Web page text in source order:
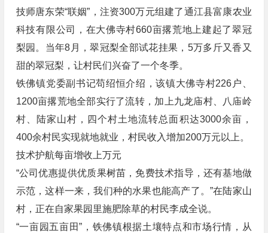
技师唐东荣“联姻”，注资300万元组建了通江县富康农业
科技有限公司，在大佛寺村660亩撂荒地上建起了翠冠
梨园。当年8月，翠冠梨全部试花挂果，5万多斤又香又
甜的翠冠梨，让村民们兴奋了一个冬季。
铁佛镇党委副书记苟绍恒介绍，该镇大佛寺村226户、
1200亩撂荒地全部实行了流转，加上九龙庙村、八庙岭
村、陆家山村，四个村土地流转总面积达3000余亩，
400余村民实现就地就业，村民收入增加200万元以上。
技术护航每亩增收上万元
“公司优惠提供优质果树苗，免费技术指导，还有基地做
示范，这样一来，我们种的水果也能高产了。”在陆家山
村，正在自家果园里施肥除草的村民李成全说。
“一亩园五亩田”，铁佛镇根据土壤特点和市场行情，从